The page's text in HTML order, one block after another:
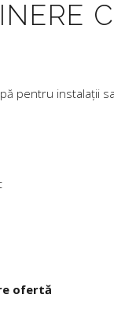
pentru instalații
ofertă